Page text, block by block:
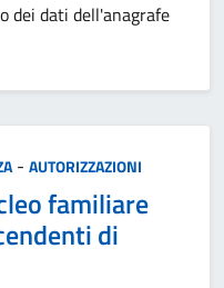
dei dati dell'anagrafe
- AUTORIZZAZIONI
familiare
di